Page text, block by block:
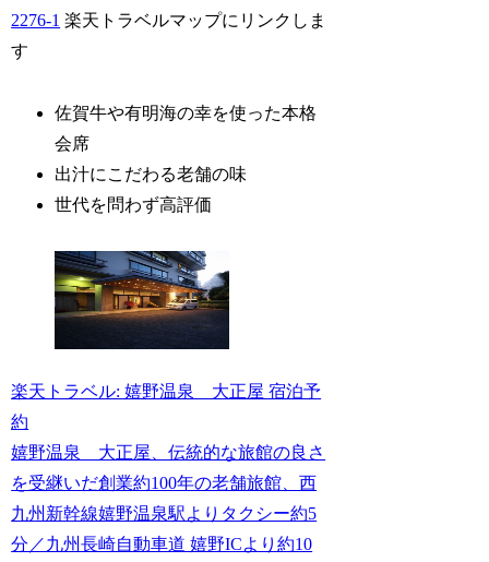
2276-1 楽天トラベルマップにリンクしま
す
佐賀牛や有明海の幸を使った本格
会席
出汁にこだわる老舗の味
世代を問わず高評価
楽天トラベル: 嬉野温泉 大正屋 宿泊予
約
嬉野温泉 大正屋、伝統的な旅館の良さ
を受継いだ創業約100年の老舗旅館、西
九州新幹線嬉野温泉駅よりタクシー約5
分／九州長崎自動車道 嬉野ICより約10